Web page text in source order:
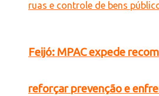
Feijó: MPAC expede
reforçar prevenção e